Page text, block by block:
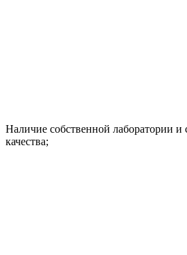
Наличие собственной лаборатории
качества;